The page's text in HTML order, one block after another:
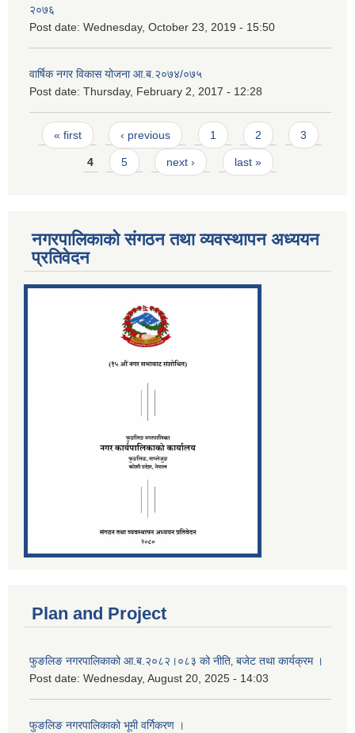
२०७६
Post date: Wednesday, October 23, 2019 - 15:50
वार्षिक नगर विकास योजना आ.ब.२०७४/०७५
Post date: Thursday, February 2, 2017 - 12:28
Pages
« first ‹ previous 1 2 3
4 5 next › last »
नगरपालिकाको संगठन तथा व्यवस्थापन अध्ययन
प्रतिवेदन
Plan and Project
फुङलिङ नगरपालिकाको आ.ब.२०८२।०८३ को नीति‚ बजेट तथा कार्यक्रम ।
Post date: Wednesday, August 20, 2025 - 14:03
फुङलिङ नगरपालिकाको भूमी वर्गिकरण ।